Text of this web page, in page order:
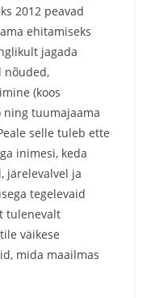
2012 peavad
ehitamiseks
jagada
nõuded,
(koos
ning tuumajaama
selle tuleb ette
inimesi, keda
järelevalvel ja
tegelevaid
tulenevalt
väikese
mida maailmas